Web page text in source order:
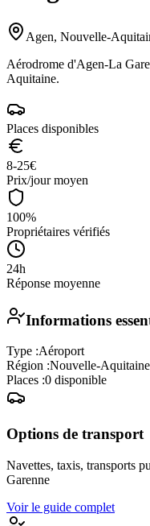
Agen, Nouvelle-
Aérodrome d'Agen-La
Aquitaine.
Places disponibles
8-25€
Prix/jour moyen
100%
Propriétaires vérifiés
24h
Réponse moyenne
Informations
Type :Aéroport
Région :Nouvelle-Aquitaine
Places :0 disponible
Options de transport
Navettes, taxis, transports
Garenne
Voir le guide complet